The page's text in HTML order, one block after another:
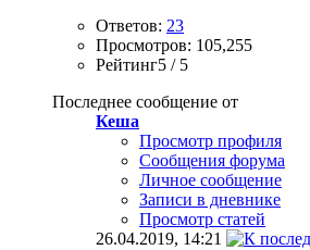
Ответов: 23
Просмотров: 105,255
Рейтинг5 / 5
Последнее сообщение от
Кеша
Просмотр профиля
Сообщения форума
Личное сообщение
Записи в дневнике
Просмотр статей
26.04.2019, 14:21